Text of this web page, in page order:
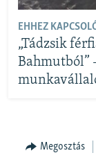
EHHEZ
„Tádzsik
Bahmutból”
Megosztás